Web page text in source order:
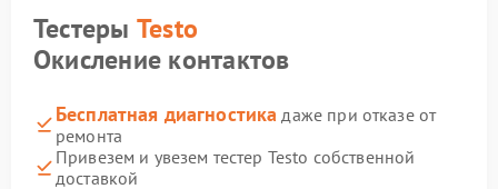
Тестеры Testo
Окисление контактов
Бесплатная диагностика даже при отказе от
ремонта
Привезем и увезем тестер Testo собственной
доставкой